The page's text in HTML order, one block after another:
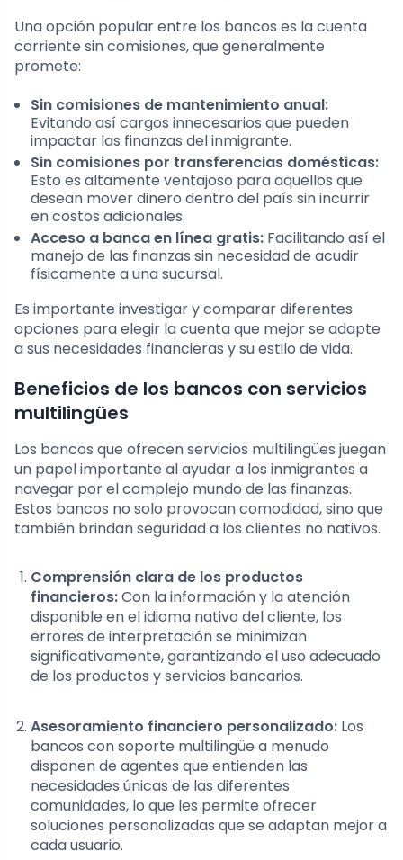
Una opción popular entre los bancos es la cuenta
corriente sin comisiones, que generalmente
promete:
Sin comisiones de mantenimiento anual:
Evitando así cargos innecesarios que pueden
impactar las finanzas del inmigrante.
Sin comisiones por transferencias domésticas:
Esto es altamente ventajoso para aquellos que
desean mover dinero dentro del país sin incurrir
en costos adicionales.
Acceso a banca en línea gratis: Facilitando así el
manejo de las finanzas sin necesidad de acudir
físicamente a una sucursal.
Es importante investigar y comparar diferentes
opciones para elegir la cuenta que mejor se adapte
a sus necesidades financieras y su estilo de vida.
Beneficios de los bancos con servicios
multilingües
Los bancos que ofrecen servicios multilingües juegan
un papel importante al ayudar a los inmigrantes a
navegar por el complejo mundo de las finanzas.
Estos bancos no solo provocan comodidad, sino que
también brindan seguridad a los clientes no nativos.
Comprensión clara de los productos
financieros:Con la información y la atención
disponible en el idioma nativo del cliente, los
errores de interpretación se minimizan
significativamente, garantizando el uso adecuado
de los productos y servicios bancarios.
Asesoramiento financiero personalizado: Los
bancos con soporte multilingüe a menudo
disponen de agentes que entienden las
necesidades únicas de las diferentes
comunidades, lo que les permite ofrecer
soluciones personalizadas que se adaptan mejor a
cada usuario.